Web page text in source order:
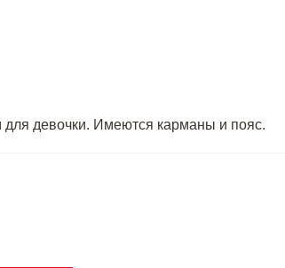
для девочки. Имеются карманы и пояс.